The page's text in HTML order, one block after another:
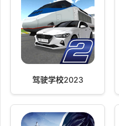
驾驶学校2023